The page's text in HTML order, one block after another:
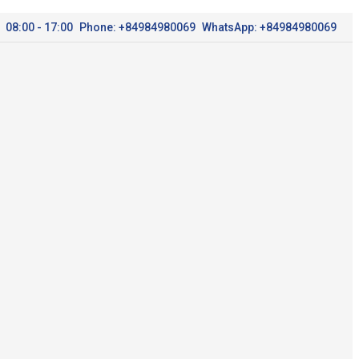
08:00 - 17:00 Phone: +84984980069 WhatsApp: +84984980069